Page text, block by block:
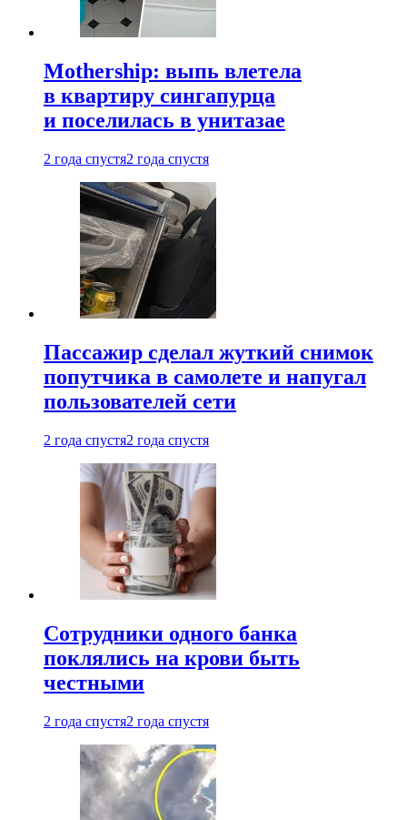
Mothership: выпь влетела
в квартиру сингапурца
и поселилась в унитазае
2 года спустя2 года спустя
Пассажир сделал жуткий снимок
попутчика в самолете и напугал
пользователей сети
2 года спустя2 года спустя
Сотрудники одного банка
поклялись на крови быть
честными
2 года спустя2 года спустя